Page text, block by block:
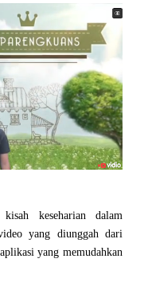
keseharian dalam
yang diunggah dari
yang memudahkan